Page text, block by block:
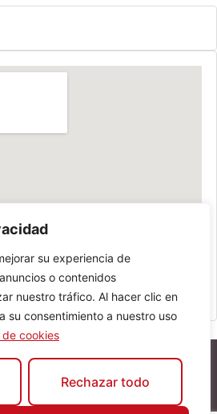
su experiencia de
o contenidos
nuestro tráfico. Al hacer clic en
su consentimiento a nuestro uso
de cookies
Rechazar todo